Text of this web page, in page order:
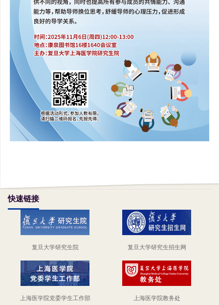
快速链接
复旦大学研究生院 复旦大学研究生招生网
上海医学院党委学生工作部 上海医学院教务处